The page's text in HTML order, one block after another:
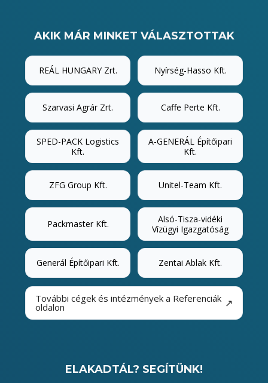
AKIK MÁR MINKET VÁLASZTOTTAK
REÁL HUNGARY Zrt. Nyírség-Hasso Kft.
Szarvasi Agrár Zrt. Caffe Perte Kft.
SPED-PACK Logistics
Kft.
A-GENERÁL Építőipari
Kft.
ZFG Group Kft. Unitel-Team Kft.
Packmaster Kft.
Alsó-Tisza-vidéki
Vízügyi Igazgatóság
Generál Építőipari Kft. Zentai Ablak Kft.
További cégek és intézmények a Referenciák
oldalon ↗
ELAKADTÁL? SEGÍTÜNK!